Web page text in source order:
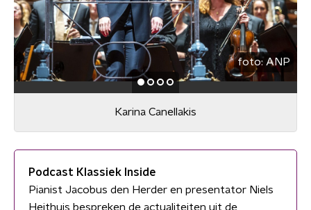
foto: ANP
Karina Canellakis
Podcast Klassiek Inside
Pianist Jacobus den Herder en presentator Niels
Heithuis bespreken de actualiteiten uit de